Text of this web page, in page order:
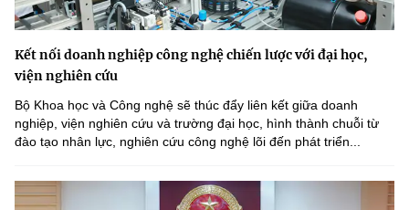
Kết nối doanh nghiệp công nghệ chiến lược với đại học,
viện nghiên cứu
Bộ Khoa học và Công nghệ sẽ thúc đẩy liên kết giữa doanh
nghiệp, viện nghiên cứu và trường đại học, hình thành chuỗi từ
đào tạo nhân lực, nghiên cứu công nghệ lõi đến phát triển...